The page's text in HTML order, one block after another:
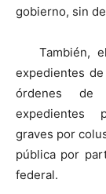
gobierno, sin
También,
expedientes
órdenes de
expedientes
graves por
pública por
federal.